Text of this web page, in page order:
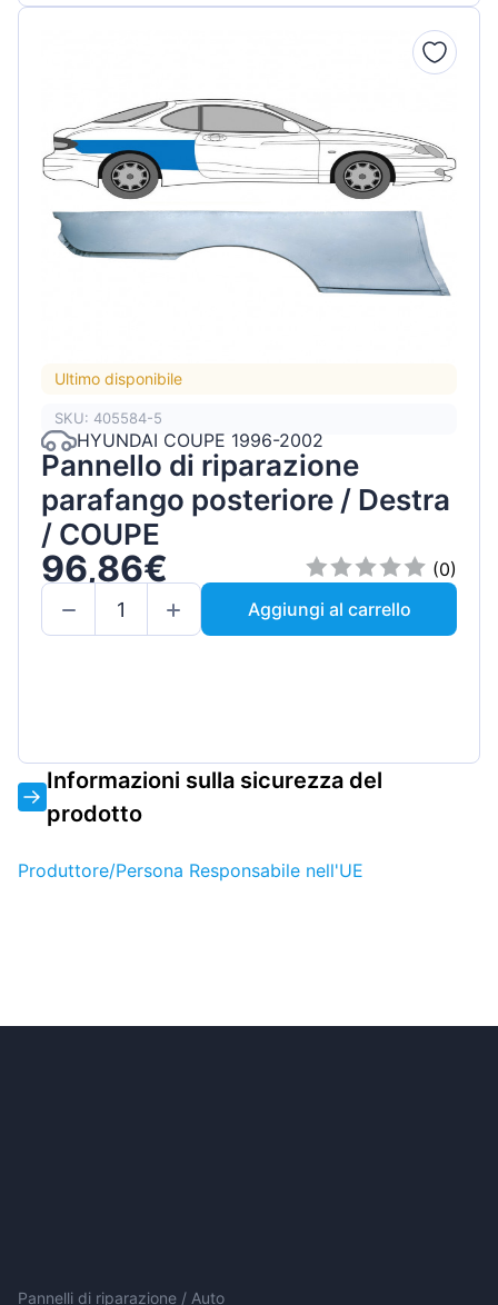
Ultimo disponibile
SKU: 405584-5
HYUNDAI COUPE 1996-2002
Pannello di riparazione
parafango posteriore / Destra
/ COUPE
96,86€
(0)
Aggiungi al carrello
Informazioni sulla sicurezza del
prodotto
Produttore/Persona Responsabile nell'UE
Pannelli di riparazione / Auto